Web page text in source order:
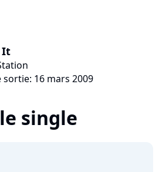
It
sortie: 16 mars 2009
single